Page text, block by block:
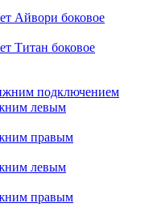
Айвори боковое
Титан боковое
подключением
левым
правым
левым
правым